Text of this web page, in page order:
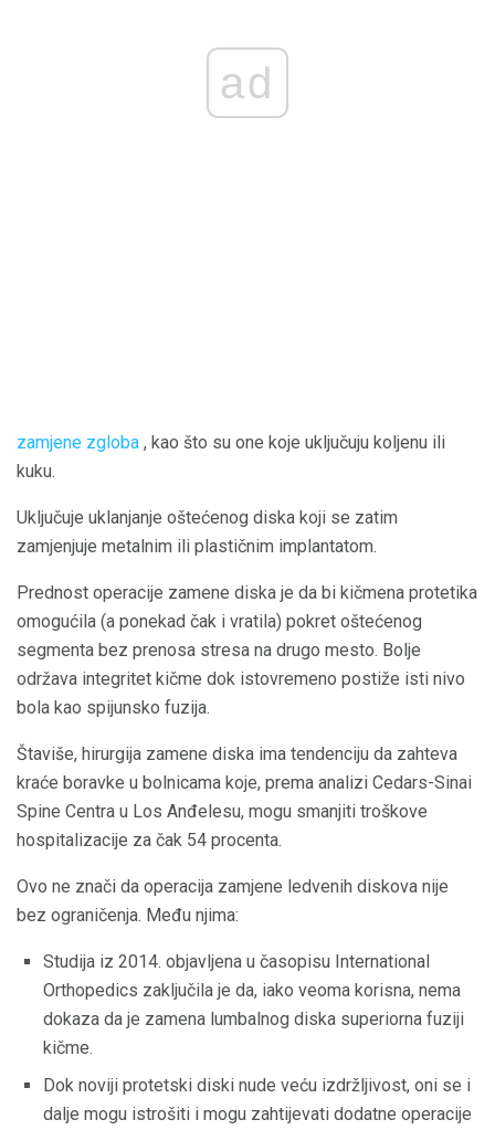
ad
zamjene zgloba , kao što su one koje uključuju koljenu ili
kuku.
Uključuje uklanjanje oštećenog diska koji se zatim
zamjenjuje metalnim ili plastičnim implantatom.
Prednost operacije zamene diska je da bi kičmena protetika
omogućila (a ponekad čak i vratila) pokret oštećenog
segmenta bez prenosa stresa na drugo mesto. Bolje
održava integritet kičme dok istovremeno postiže isti nivo
bola kao spijunsko fuzija.
Štaviše, hirurgija zamene diska ima tendenciju da zahteva
kraće boravke u bolnicama koje, prema analizi Cedars-Sinai
Spine Centra u Los Anđelesu, mogu smanjiti troškove
hospitalizacije za čak 54 procenta.
Ovo ne znači da operacija zamjene ledvenih diskova nije
bez ograničenja. Među njima:
Studija iz 2014. objavljena u časopisu International
Orthopedics zaključila je da, iako veoma korisna, nema
dokaza da je zamena lumbalnog diska superiorna fuziji
kičme.
Dok noviji protetski diski nude veću izdržljivost, oni se i
dalje mogu istrošiti i mogu zahtijevati dodatne operacije